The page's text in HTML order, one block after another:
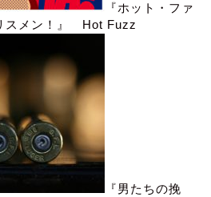
『ホット・ファ
スメン！』 Hot Fuzz
『男たちの挽